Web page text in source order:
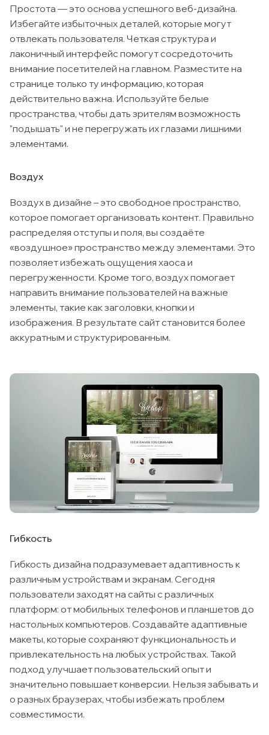
Простота — это основа успешного веб-дизайна.
Избегайте избыточных деталей, которые могут
отвлекать пользователя. Четкая структура и
лаконичный интерфейс помогут сосредоточить
внимание посетителей на главном. Разместите на
странице только ту информацию, которая
действительно важна. Используйте белые
пространства, чтобы дать зрителям возможность
"подышать" и не перегружать их глазами лишними
элементами.
Воздух
Воздух в дизайне – это свободное пространство,
которое помогает организовать контент. Правильно
распределяя отступы и поля, вы создаёте
«воздушное» пространство между элементами. Это
позволяет избежать ощущения хаоса и
перегруженности. Кроме того, воздух помогает
направить внимание пользователей на важные
элементы, такие как заголовки, кнопки и
изображения. В результате сайт становится более
аккуратным и структурированным.
Гибкость
Гибкость дизайна подразумевает адаптивность к
различным устройствам и экранам. Сегодня
пользователи заходят на сайты с различных
платформ: от мобильных телефонов и планшетов до
настольных компьютеров. Создавайте адаптивные
макеты, которые сохраняют функциональность и
привлекательность на любых устройствах. Такой
подход улучшает пользовательский опыт и
значительно повышает конверсии. Нельзя забывать и
о разных браузерах, чтобы избежать проблем
совместимости.